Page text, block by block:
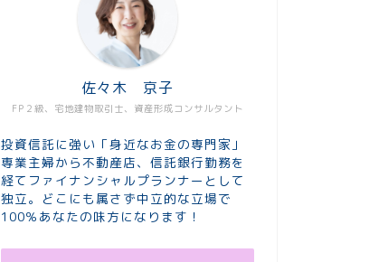
FP２級、宅地建物取引士、資産形成コンサルタント
佐々木 京子
投資信託に強い「身近なお金の専門家」
専業主婦から不動産店、信託銀行勤務を
経てファイナンシャルプランナーとして
独立。どこにも属さず中立的な立場で
100％あなたの味方になります！